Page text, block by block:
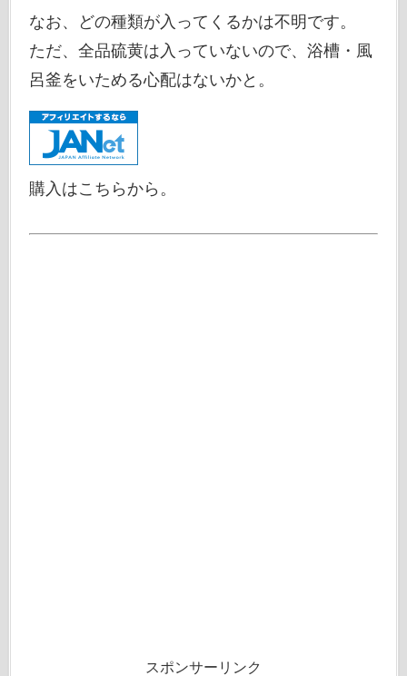
なお、どの種類が入ってくるかは不明です。
ただ、全品硫黄は入っていないので、浴槽・風
呂釜をいためる心配はないかと。
購入はこちらから。
スポンサーリンク